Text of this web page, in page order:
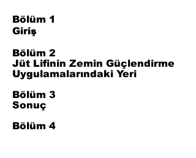
Bölüm 1
Giriş
Bölüm 2
Jüt Lifinin Zemin Güçlendirme
Uygulamalarındaki Yeri
Bölüm 3
Sonuç
Bölüm 4